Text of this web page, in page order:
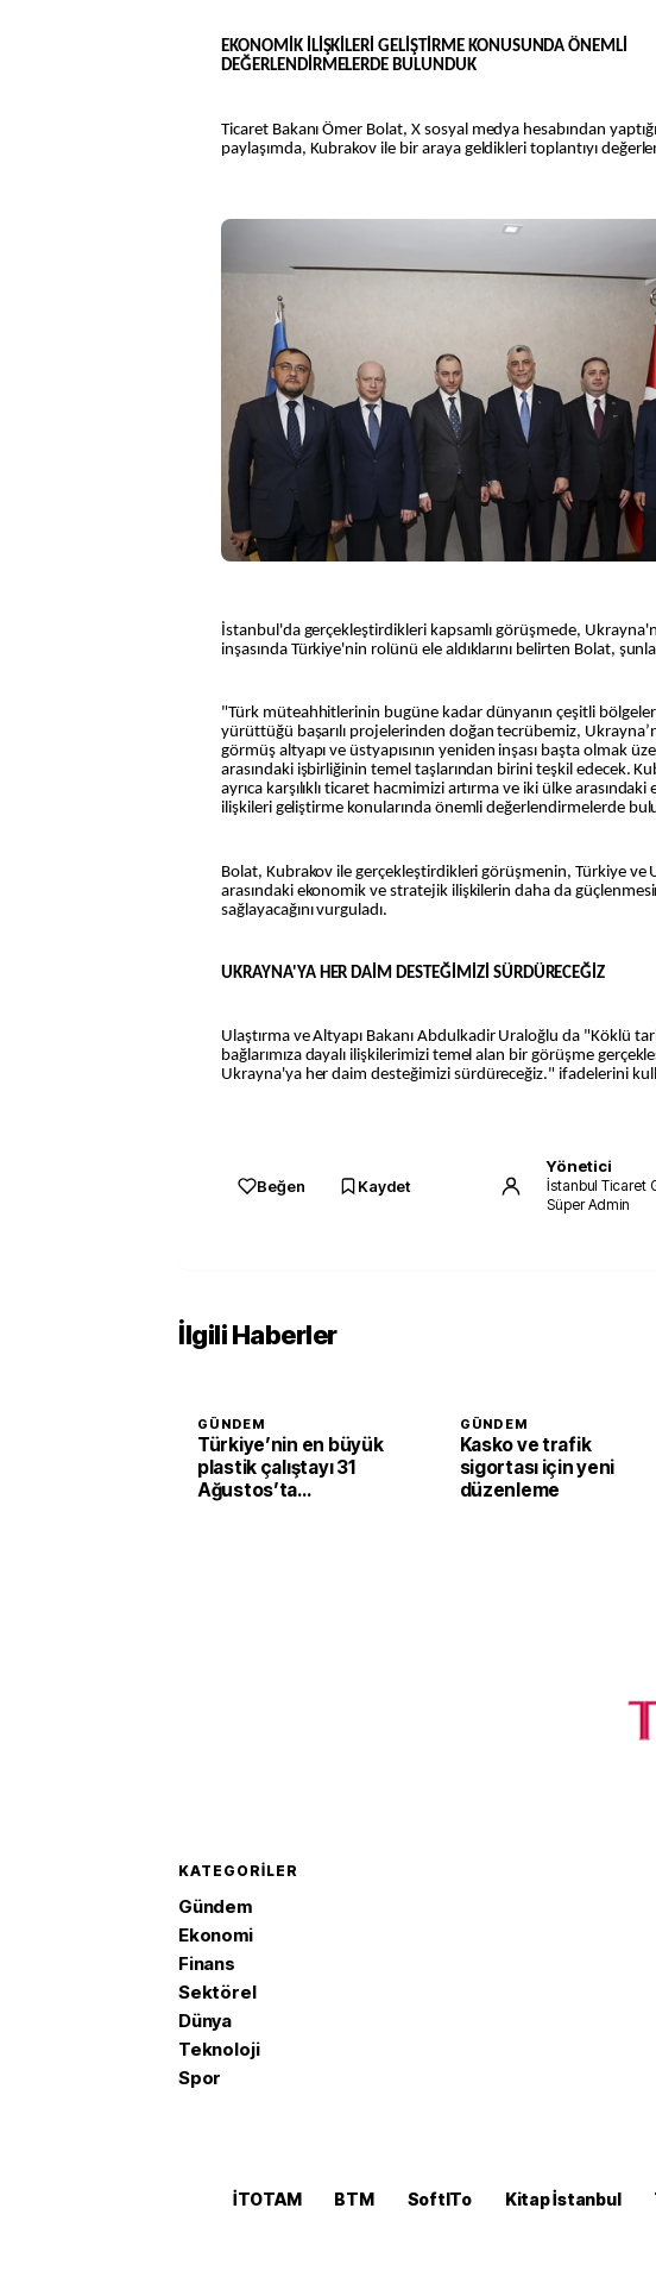
EKONOMİK İLİŞKİLERİ GELİŞTİRME KONUSUNDA ÖNEMLİ
DEĞERLENDİRMELERDE BULUNDUK
Ticaret Bakanı Ömer Bolat, X sosyal medya hesabından yaptığı
paylaşımda, Kubrakov ile bir araya geldikleri toplantıyı
İstanbul'da gerçekleştirdikleri kapsamlı görüşmede,
inşasında Türkiye'nin rolünü ele aldıklarını belirten Bolat,
"Türk müteahhitlerinin bugüne kadar dünyanın çeşitli
yürüttüğü başarılı projelerinden doğan tecrübemiz,
görmüş altyapı ve üstyapısının yeniden inşası başta olmak
arasındaki işbirliğinin temel taşlarından birini teşkil edecek.
ayrıca karşılıklı ticaret hacmimizi artırma ve iki ülke
ilişkileri geliştirme konularında önemli değerlendirmelerde
Bolat, Kubrakov ile gerçekleştirdikleri görüşmenin, Türkiye ve
arasındaki ekonomik ve stratejik ilişkilerin daha da
sağlayacağını vurguladı.
UKRAYNA'YA HER DAİM DESTEĞİMİZİ SÜRDÜRECEĞİZ
Ulaştırma ve Altyapı Bakanı Abdulkadir Uraloğlu da "Köklü
bağlarımıza dayalı ilişkilerimizi temel alan bir görüşme
Ukrayna'ya her daim desteğimizi sürdüreceğiz." ifadelerini
Beğen Kaydet
Yönetici
İstanbul Ticaret
Süper Admin
İlgili Haberler
GÜNDEM
Türkiye’nin en büyük
plastik çalıştayı 31
Ağustos’ta
GÜNDEM
Kasko ve trafik
sigortası için yeni
düzenleme
KATEGORILER
Gündem
Ekonomi
Finans
Sektörel
Dünya
Teknoloji
Spor
İTOTAM BTM SoftITo Kitap İstanbul